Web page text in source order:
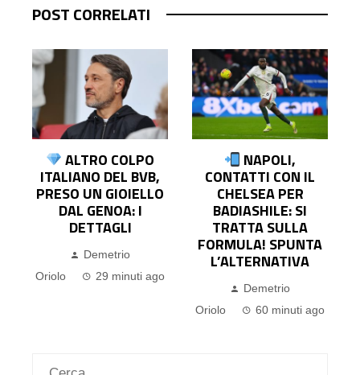
POST CORRELATI
NAPOLI,
CONTATTI CON IL
CHELSEA PER
BADIASHILE: SI
TRATTA SULLA
L’ALTERNATIVA
IL MILAN TREMA,
IL GALATASARAY
VALUTA GIÀ
L’ALTERNATIVA A
LEAO: LA
SITUAZIONE
ora ago
Ricerca